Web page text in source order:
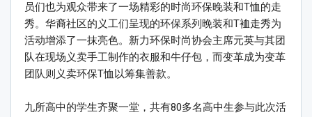
员们也为观众带来了一场精彩的时尚环保晚装和T恤的走
秀。华裔社区的义工们呈现的环保系列晚装和T裇走秀为
活动增添了一抹亮色。新力环保时尚协会主席元英与其团
队在现场义卖手工制作的衣服和牛仔包，而变革成为变革
团队则义卖环保T恤以筹集善款。
九所高中的学生齐聚一堂，共有80多名高中生参与此次活